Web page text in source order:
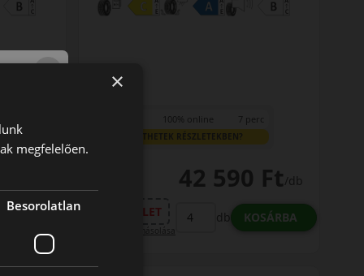
100% online 7 perc
FIZETHETEK RÉSZLETEKBEN?
42 590 Ft/db
LENDÜLET
db KOSÁRBA
×
megfelelően.
Besorolatlan